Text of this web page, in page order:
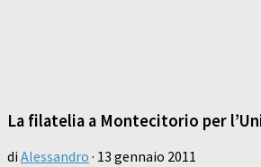
La filatelia a Montecitorio per
di Alessandro · 13 gennaio 2011